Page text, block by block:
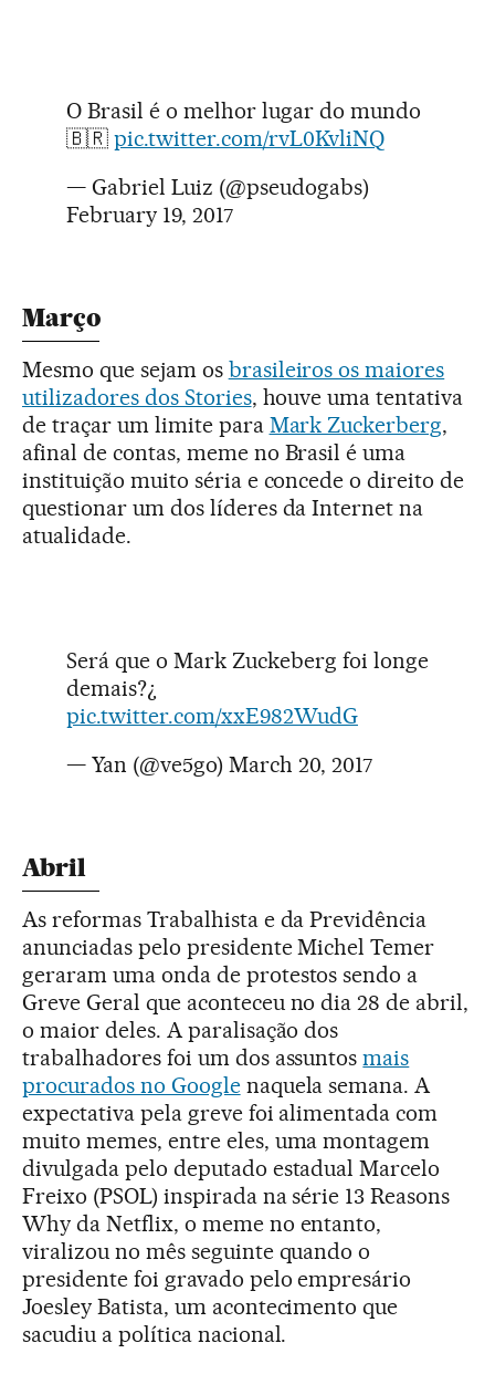
O Brasil é o melhor lugar do mundo
🇧🇷 pic.twitter.com/rvL0KvliNQ
— Gabriel Luiz (@pseudogabs)
February 19, 2017
Março
Mesmo que sejam os brasileiros os maiores
utilizadores dos Stories, houve uma tentativa
de traçar um limite para Mark Zuckerberg,
afinal de contas, meme no Brasil é uma
instituição muito séria e concede o direito de
questionar um dos líderes da Internet na
atualidade.
Será que o Mark Zuckeberg foi longe
demais?¿
pic.twitter.com/xxE982WudG
— Yan (@ve5go) March 20, 2017
Abril
As reformas Trabalhista e da Previdência
anunciadas pelo presidente Michel Temer
geraram uma onda de protestos sendo a
Greve Geral que aconteceu no dia 28 de abril,
o maior deles. A paralisação dos
trabalhadores foi um dos assuntosmais
procurados no Googlenaquela semana. A
expectativa pela greve foi alimentada com
muito memes, entre eles, uma montagem
divulgada pelo deputado estadual Marcelo
Freixo (PSOL) inspirada na série 13 Reasons
Why da Netflix, o meme no entanto,
viralizou no mês seguinte quando o
presidente foi gravado pelo empresário
Joesley Batista, um acontecimento que
sacudiu a política nacional.